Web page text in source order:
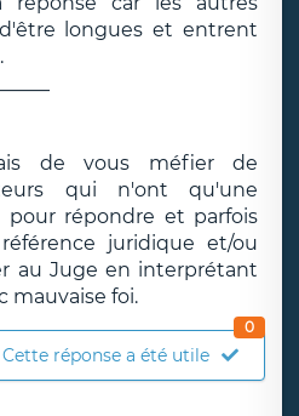
longues et entrent
de vous méfier de
qui n'ont qu'une
répondre et parfois
juridique et/ou
au Juge en interprétant
mauvaise foi.
Cette réponse a été utile
0